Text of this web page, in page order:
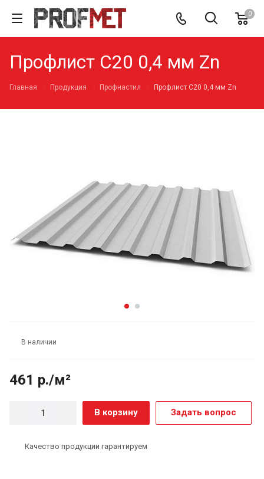
0
Профлист С20 0,4 мм Zn
Главная Продукция Профнастил Профлист С20 0,4 мм Zn
В наличии
461 р./м²
В корзину Задать вопрос
Качество продукции гарантируем